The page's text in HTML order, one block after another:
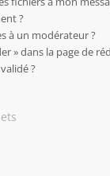
?
à un modérateur ?
» dans la page de
?